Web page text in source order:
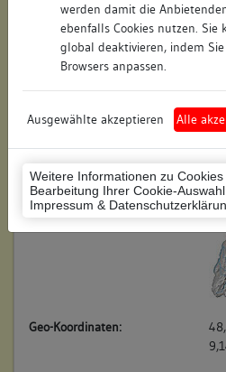
werden damit die
ebenfalls Cookies nutzen. Sie
global deaktivieren, indem
Browsers anpassen.
Ausgewählte akzeptieren Alle
Weitere Informationen zu
Bearbeitung Ihrer Cookie-
Impressum &
Wohnplatzschlüssel:
Flurstücknummer:
Historischer Straßenname:
Lage des Wohnplatzes:
Geo-Koordinaten: